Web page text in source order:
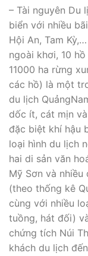
– Tài nguyên Du
biển với nhiều
Hội An, Tam
ngoài khơi, 10
11000 ha rừng
các hồ) là một
du lịch
dốc ít, cát mịn
đặc biệt khí hậu
loại hình du lịch
hai di sản văn
Mỹ Sơn và
(theo thống kê
cùng với nhiều
tuồng, hát đối)
chứng tích Núi
khách du lịch